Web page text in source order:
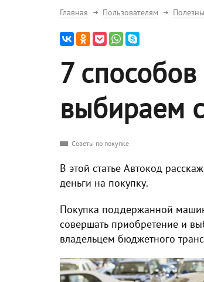
Главная Пользователям
7
выбираем
Советы по покупке
В этой статье Автокод
деньги на покупку.
Покупка поддержанной
совершать приобретение и
владельцем бюджетного